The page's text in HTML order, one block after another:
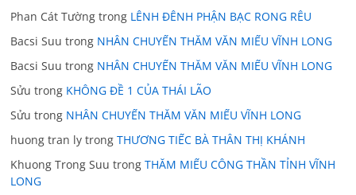
Phan Cát Tường trong LÊNH ĐÊNH PHẬN BẠC RONG RÊU
Bacsi Suu trong NHÂN CHUYẾN THĂM VĂN MIẾU VĨNH LONG
Bacsi Suu trong NHÂN CHUYẾN THĂM VĂN MIẾU VĨNH LONG
Sửu trong KHÔNG ĐỀ 1 CỦA THÁI LÃO
Sửu trong NHÂN CHUYẾN THĂM VĂN MIẾU VĨNH LONG
huong tran ly trongTHƯƠNG TIẾC BÀ THÂN THỊ KHÁNH
Khuong Trong Suu trongTHĂM MIẾU CÔNG THẦN TỈNH VĨNH
LONG